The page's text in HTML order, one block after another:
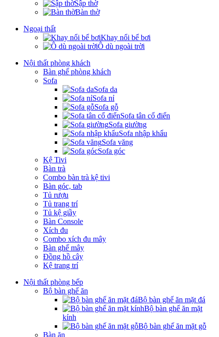
Sập thờ
Bàn thờ
Ngoại thất
Khay nổi bể bơi
Ô dù ngoài trời
Nội thất phòng khách
Bàn ghế phòng khách
Sofa
Sofa da
Sofa nỉ
Sofa gỗ
Sofa tân cổ điển
Sofa giường
Sofa nhập khẩu
Sofa văng
Sofa góc
Kệ Tivi
Bàn trà
Combo bàn trà kệ tivi
Bàn góc, tab
Tủ rượu
Tủ trang trí
Tủ kệ giầy
Bàn Console
Xích đu
Combo xích đu mây
Bàn ghế mây
Đồng hồ cây
Kệ trang trí
Nội thất phòng bếp
Bộ bàn ghế ăn
Bộ bàn ghế ăn mặt đá
Bộ bàn ghế ăn mặt
kính
Bộ bàn ghế ăn mặt gỗ
Bàn ăn